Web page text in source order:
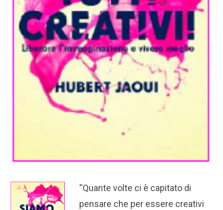
“Quante volte ci è capitato di
pensare che per essere creativi